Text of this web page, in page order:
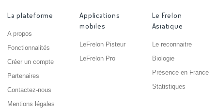
La plateforme
A propos
Fonctionnalités
Créer un compte
Partenaires
Contactez-nous
Mentions légales
Applications
mobiles
LeFrelon Pisteur
LeFrelon Pro
Le Frelon
Asiatique
Le reconnaitre
Biologie
Présence en France
Statistiques